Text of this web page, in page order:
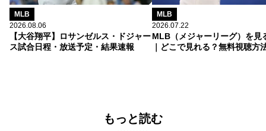
MLB
2026.08.06
【大谷翔平】ロサンゼルス・ドジャー
ス試合日程・放送予定・結果速報
MLB
2026.07.22
MLB（メジャーリーグ）を見
｜どこで見れる？無料視聴方
もっと読む